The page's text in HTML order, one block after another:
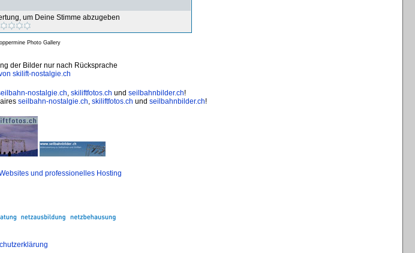
um Deine Stimme abzugeben
Photo Gallery
der Bilder nur nach Rücksprache
skilift-nostalgie.ch
nostalgie.ch, skiliftfotos.ch und seilbahnbilder.ch!
seilbahn-nostalgie.ch, skiliftfotos.ch und seilbahnbilder.ch!
und professionelles Hosting